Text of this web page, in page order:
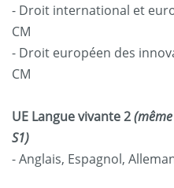
- Droit international et
CM
- Droit européen des
CM
UE Langue vivante 2
S1)
- Anglais, Espagnol,